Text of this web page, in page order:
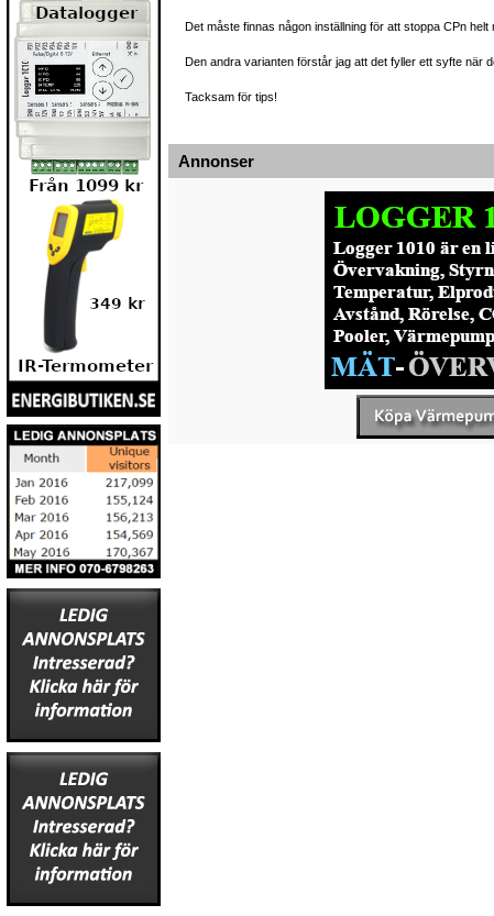
Det måste finnas någon inställning för att stoppa CPn helt
Den andra varianten förstår jag att det fyller ett syfte när
Tacksam för tips!
Annonser